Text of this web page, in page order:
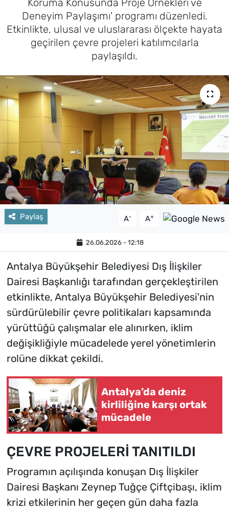
Deneyim Paylaşımı' programı düzenledi.
Etkinlikte, ulusal ve uluslararası ölçekte hayata
geçirilen çevre projeleri katılımcılarla
paylaşıldı.
Paylaş A- A+
26.06.2026 - 12:18
Antalya Büyükşehir Belediyesi Dış İlişkiler
Dairesi Başkanlığı tarafından gerçekleştirilen
etkinlikte, Antalya Büyükşehir Belediyesi'nin
sürdürülebilir çevre politikaları kapsamında
yürüttüğü çalışmalar ele alınırken, iklim
değişikliğiyle mücadelede yerel yönetimlerin
rolüne dikkat çekildi.
Antalya’da deniz
kirliliğine karşı ortak
mücadele
ÇEVRE PROJELERİ TANITILDI
Programın açılışında konuşan Dış İlişkiler
Dairesi Başkanı Zeynep Tuğçe Çiftçibaşı, iklim
krizi etkilerinin her geçen gün daha fazla